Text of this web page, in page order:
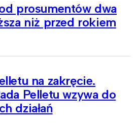
prosumentów dwa
niż przed rokiem
na zakręcie.
Pelletu wzywa do
działań